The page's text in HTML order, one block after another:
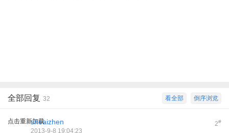
倒序浏览
看全部
全部回复 32
点击重新加载 2#
sheaizhen
2013-9-8 19:04:23